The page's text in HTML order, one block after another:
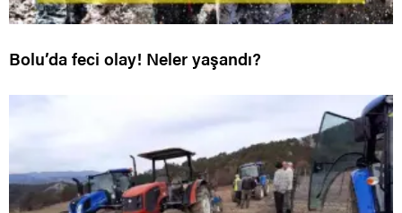
Bolu’da feci olay! Neler yaşandı?